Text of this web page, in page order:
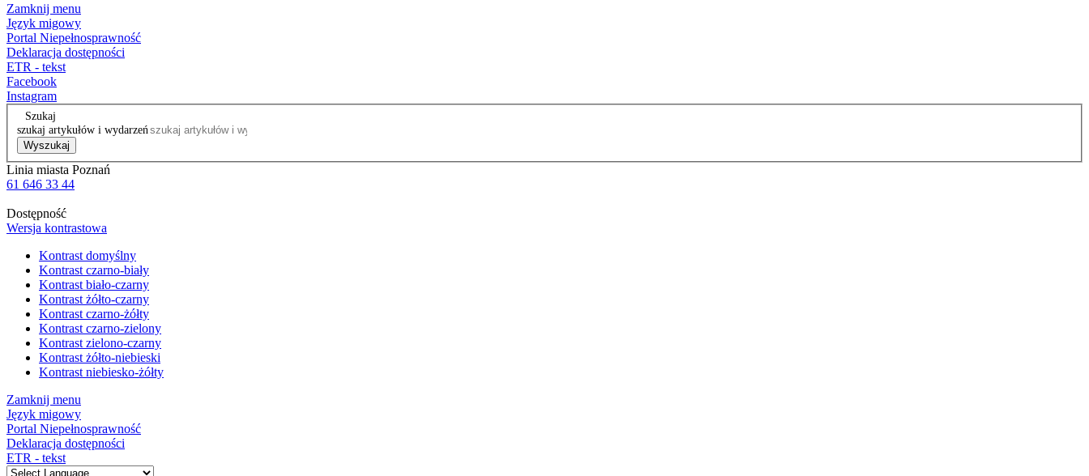
Zamknij menu
Język migowy
Portal Niepełnosprawność
Deklaracja dostępności
ETR - tekst
Facebook
Instagram
Szukaj
szukaj artykułów i wydarzeń
Wyszukaj
Linia miasta Poznań
61 646 33 44
Dostępność
Wersja kontrastowa
Kontrast domyślny
Kontrast czarno-biały
Kontrast biało-czarny
Kontrast żółto-czarny
Kontrast czarno-żółty
Kontrast czarno-zielony
Kontrast zielono-czarny
Kontrast żółto-niebieski
Kontrast niebiesko-żółty
Zamknij menu
Język migowy
Portal Niepełnosprawność
Deklaracja dostępności
ETR - tekst